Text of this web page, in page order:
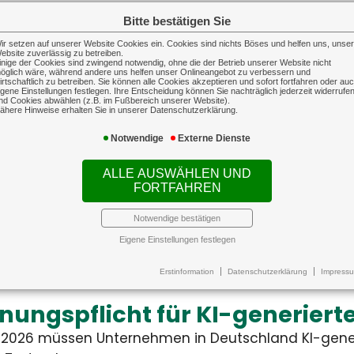
auf Reisen
Flüge oder verpasste
zum Albtraum mache...
für Blitzschäden
und Überspannungsschäden in Deutschland
Sch...
für KI-
müssen Unternehmen in Deutschland KI-
Bitte bestätigen Sie
setzen auf unserer Website Cookies ein. Cookies sind nichts Böses und helfen uns,
zuverlässig zu betreiben.
der Cookies sind zwingend notwendig, ohne die der Betrieb unserer Website nicht
wäre, während andere uns helfen unser Onlineangebot zu verbessern und
zu betreiben. Sie können alle Cookies akzeptieren und sofort fortfahren oder
Einstellungen festlegen. Ihre Entscheidung können Sie nachträglich jederzeit widerrufen
Cookies abwählen (z.B. im Fußbereich unserer Website).
Hinweise erhalten Sie in unserer Datenschutzerklärung.
Notwendige Externe Dienste
ALLE AUSWÄHLEN UND
FORTFAHREN
Notwendige bestätigen
Eigene Einstellungen festlegen
Erstinformation Datenschutzerklärung
sind im
um 3,9 Prozent
aber
in
schützt sowohl
Unternehmer als auch seine
Vertreter vor den
Folgen der beruflichen
indem sie eine gestellte
Sach-Sach-
Auf dieser Landingpage
Informationen zur
technischen